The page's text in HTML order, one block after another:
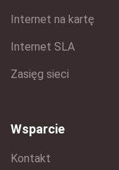
Internet na kartę
Internet SLA
Zasięg sieci
Wsparcie
Kontakt